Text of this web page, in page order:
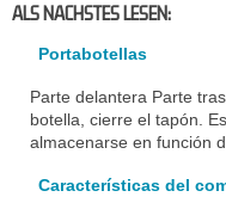
ALS NACHSTES LESEN:
Portabotellas
Parte delantera Parte
botella, cierre el tapón.
almacenarse en función
Características del